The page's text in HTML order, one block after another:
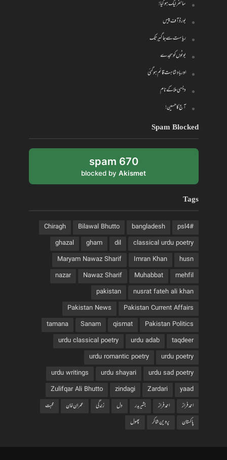
سائفر لیک ہو گیا!
بورڈ آف پیس
ریاست سے جاگیر تک
بوٹوں کو سجدے
اور بادشاہت قائم ہو گئی
دیسی ملا کے نام
آج کا حسین!
Spam Blocked
670 spam
blocked by Akismet
Tags
#psl4
bangladesh
Bilawal Bhutto
Chiragh
classical urdu poetry
dil
gham
ghazal
husn
Imran Khan
Maryam Nawaz Sharif
mehfil
Muhabbat
Nawaz Sharif
nazar
nusrat fateh ali khan
pakistan
Pakistan Current Affairs
Pakistan News
Pakistan Politics
qismat
Sanam
tamana
taqdeer
urdu adab
urdu classical poetry
urdu poetry
urdu romantic poetry
urdu sad poetry
urdu shayari
urdu writings
yaad
Zardari
zindagi
Zulifqar Ali Bhutto
احمد فراز
احمدفراز بشیربدر دل زندگی عمران خان
محبت
پاکستان
پروین شاکر پھول